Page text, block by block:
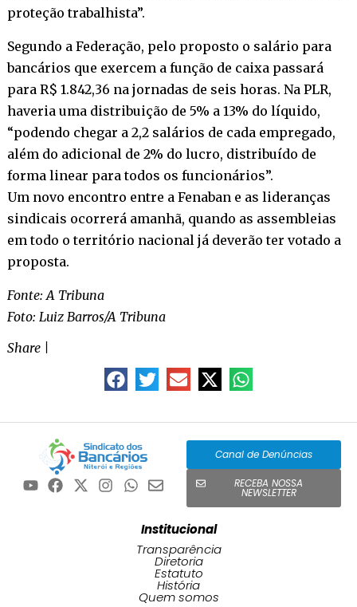
proteção trabalhista”.
Segundo a Federação, pelo proposto o salário para
bancários que exercem a função de caixa passará
para R$ 1.842,36 na jornadas de seis horas. Na PLR,
haveria uma distribuição de 5% a 13% do líquido,
“podendo chegar a 2,2 salários de cada empregado,
além do adicional de 2% do lucro, distribuído de
forma linear para todos os funcionários”.
Um novo encontro entre a Fenaban e as lideranças
sindicais ocorrerá amanhã, quando as assembleias
em todo o território nacional já deverão ter votado a
proposta.
Fonte: A Tribuna
Foto: Luiz Barros/A Tribuna
Share
Canal de Denúncias
RECEBA NOSSA
NEWSLETTER
Institucional
Transparência
Diretoria
Estatuto
História
Quem somos